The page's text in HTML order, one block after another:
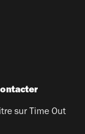
sur Time Out